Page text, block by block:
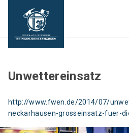
Unwettereinsatz
http://www.fwen.de/2014/07/
neckarhausen-grosseinsatz-fuer-